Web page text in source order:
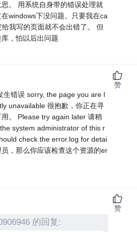
。 用系统自身带的错误处理就
windows下没问题。只要我在ca
我写的页面就不会出错了。 但
，怕以后出问题
生错误 sorry, the page you are l
unavailable 很抱歉，你正在寻
。 Please try again later 请稍
system administrator of this r
check the error.log for detai
，那么你应该检查这个资源的er
赞
的回复:
赞